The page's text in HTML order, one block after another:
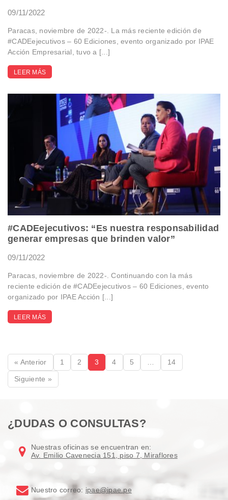
09/11/2022
Paracas, noviembre de 2022-. La más reciente edición de
#CADEejecutivos – 60 Ediciones, evento organizado por IPAE
Acción Empresarial, tuvo a [...]
LEER MÁS
#CADEejecutivos: “Es nuestra responsabilidad
generar empresas que brinden valor”
09/11/2022
Paracas, noviembre de 2022-. Continuando con la más
reciente edición de #CADEejecutivos – 60 Ediciones, evento
organizado por IPAE Acción [...]
LEER MÁS
« Anterior 1 2 3 4 5 … 14
Siguiente »
¿DUDAS O CONSULTAS?
Nuestras oficinas se encuentran en:
Av. Emilio Cavenecia 151, piso 7, Miraflores
Nuestro correo: ipae@ipae.pe